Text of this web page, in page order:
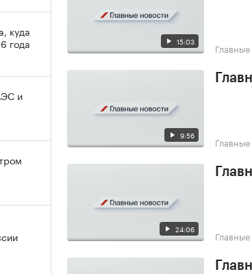
15:03
9:56
24:06
куда
года
и